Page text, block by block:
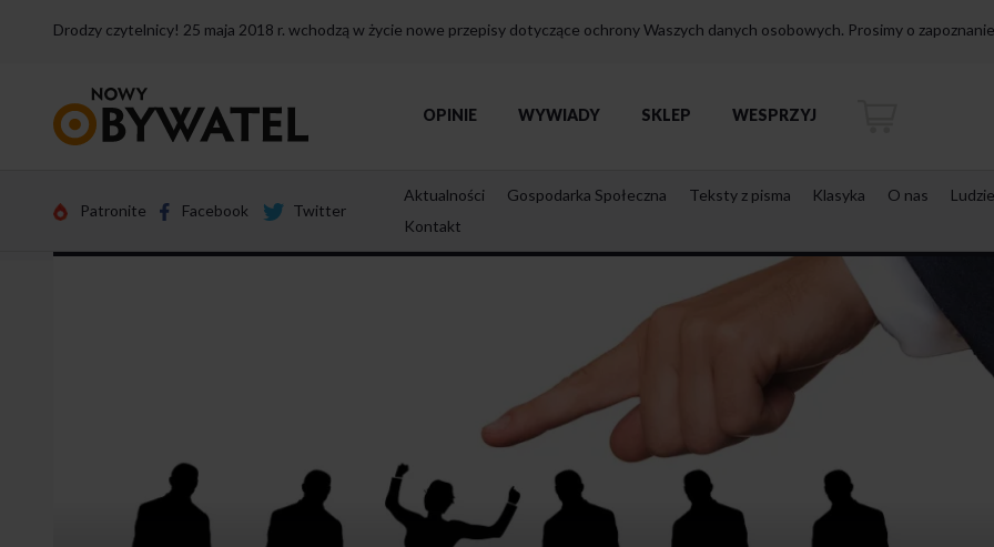
Drodzy czytelnicy! 25 maja 2018 r. wchodzą w życie nowe przepisy dotyczące ochrony Waszych danych osobowych. Prosimy o
strony
OPINIE WYWIADY SKLEP WESPRZYJ
Patronite Facebook Twitter
Aktualności Gospodarka Społeczna Teksty z pisma Klasyka O nas
Ludzie
Kontakt